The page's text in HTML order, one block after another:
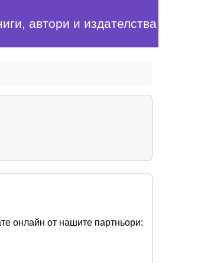
автори и издателства
онлайн от нашите партньори: